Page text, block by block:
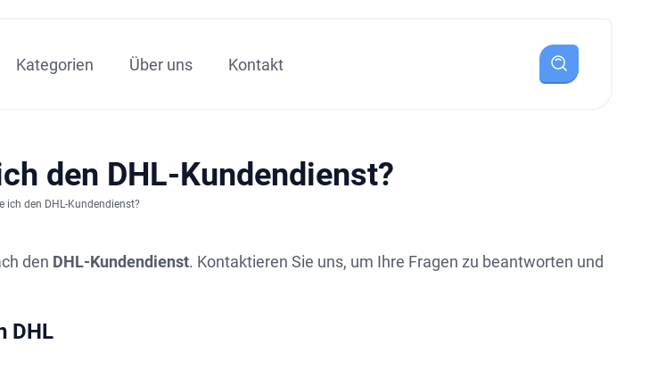
Kategorien Über uns Kontakt
den DHL-Kundendienst?
ich den DHL-Kundendienst?
den DHL-Kundendienst. Kontaktieren Sie uns, um Ihre Fragen zu beantworten und
DHL